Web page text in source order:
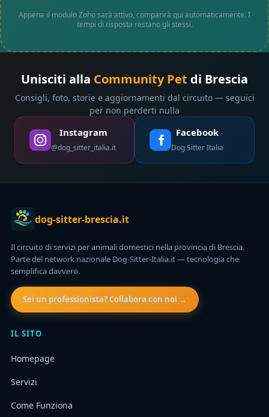
Appena il modulo Zoho sarà attivo, comparirà qui automaticamente. I
tempi di risposta restano gli stessi.
Unisciti alla Community Pet di Brescia
Consigli, foto, storie e aggiornamenti dal circuito — seguici
per non perderti nulla
Instagram
@dog_sitter_italia.it
Facebook
Dog Sitter Italia
dog-sitter-brescia.it
Il circuito di servizi per animali domestici nella provincia di Brescia.
Parte del network nazionale Dog-Sitter-Italia.it — tecnologia che
semplifica davvero.
Sei un professionista? Collabora con noi →
IL SITO
Homepage
Servizi
Come Funziona